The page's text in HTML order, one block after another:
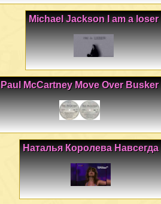
Michael Jackson I am a loser
Paul McCartney Move Over Busker
Наталья Королева Навсегда